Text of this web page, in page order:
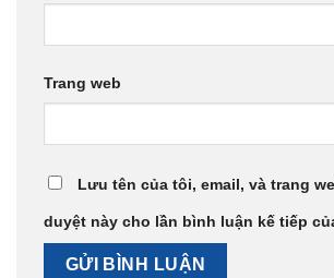
Trang web
Lưu tên của tôi, email, và trang
duyệt này cho lần bình luận kế tiếp